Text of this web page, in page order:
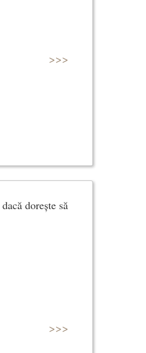
>>>
dorește să
>>>